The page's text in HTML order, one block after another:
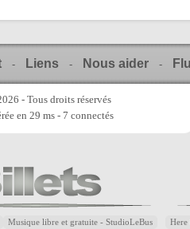
- Liens - Nous aider -
- Tous droits réservés
en 29 ms - 7 connectés
Musique libre et gratuite - StudioLeBus Here